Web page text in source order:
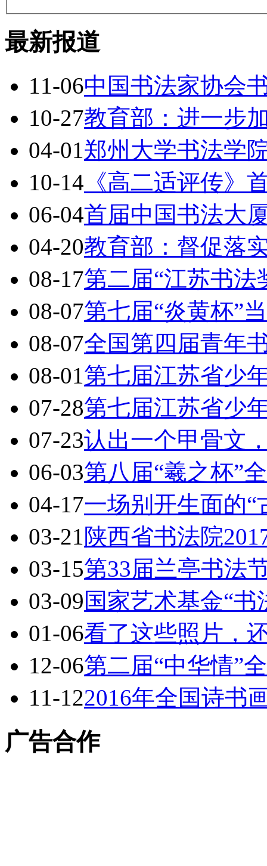
最新报道
11-06中国书法家协会
10-27教育部：进一步
04-01郑州大学书法学
10-14 《高二适评传》
06-04首届中国书法大
04-20教育部：督促落
08-17第二届“江苏书
08-07第七届“炎黄杯”
08-07全国第四届青年
08-01第七届江苏省少
07-28第七届江苏省少
07-23认出一个甲骨文
06-03第八届“羲之杯”
04-17一场别开生面的“
03-21陕西省书法院
03-15第33届兰亭书法
03-09国家艺术基金“
01-06看了这些照片，
12-06第二届“中华情”
11-122016年全国诗书
广告合作